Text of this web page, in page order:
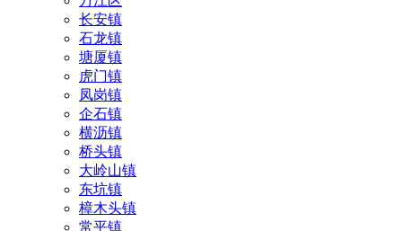
长安镇
石龙镇
塘厦镇
虎门镇
凤岗镇
企石镇
横沥镇
桥头镇
大岭山镇
东坑镇
樟木头镇
常平镇